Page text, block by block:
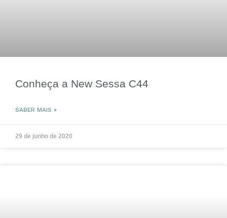
Conheça a New Sessa C44
SABER MAIS »
29 de junho de 2020